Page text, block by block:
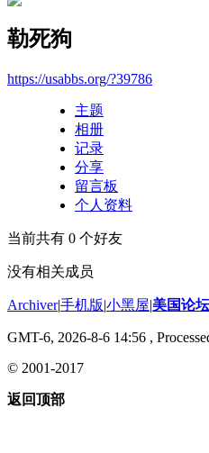
勒死狗
https://usabbs.org/?39786
主题
相册
记录
分享
留言板
个人资料
当前共有 0 个好友
没有相关成员
Archiver|手机版|小黑屋|美国论
GMT-6, 2026-8-6 14:56 ,
© 2001-2017
返回顶部